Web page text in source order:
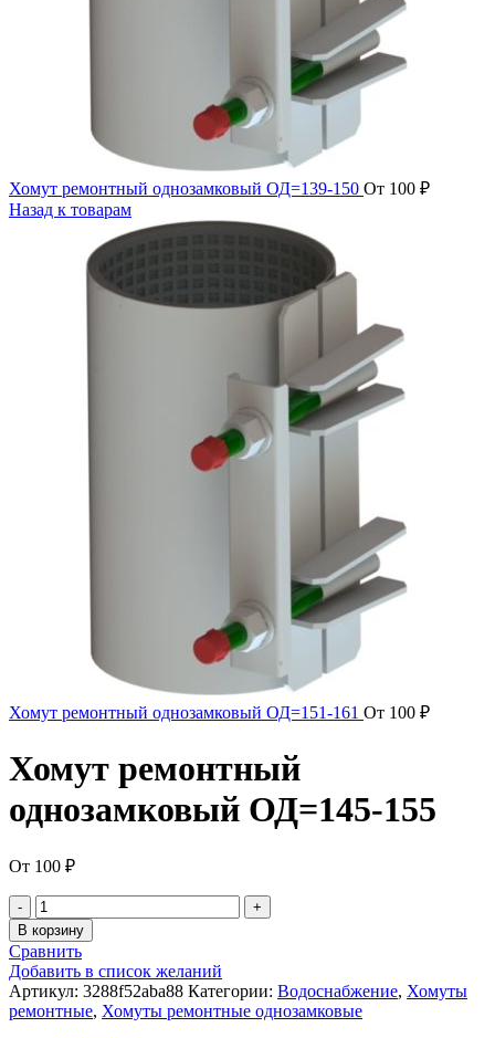
Хомут ремонтный однозамковый ОД=139-150 От 100 ₽
Назад к товарам
Хомут ремонтный однозамковый ОД=151-161 От 100 ₽
Хомут ремонтный
однозамковый ОД=145-155
От 100 ₽
В корзину
Сравнить
Добавить в список желаний
Артикул: 3288f52aba88 Категории: Водоснабжение, Хомуты
ремонтные, Хомуты ремонтные однозамковые